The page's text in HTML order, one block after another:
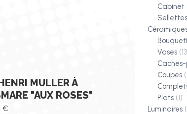
MULLER À
"AUX ROSES"
€
Cabinet
Sellettes
Vases
Coupes
Plats (1)
Luminaires